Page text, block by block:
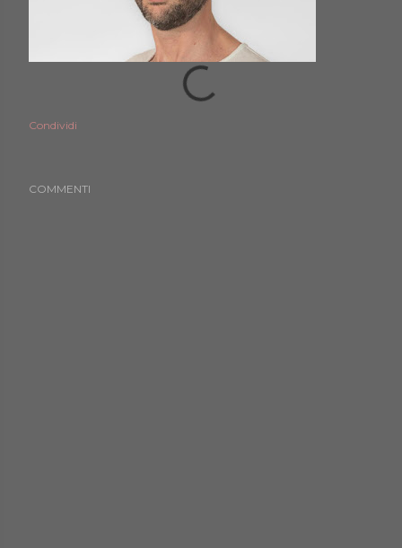
Condividi
COMMENTI